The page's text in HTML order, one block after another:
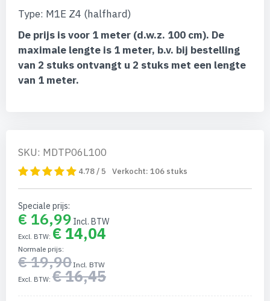
begin
afbeeldingen-
gallerij
Type: M1E Z4 (halfhard)
De prijs is voor 1 meter (d.w.z. 100 cm). De
maximale lengte is 1 meter, b.v. bij bestelling
van 2 stuks ontvangt u 2 stuks met een lengte
van 1 meter.
SKU: MDTP06L100
4.78 / 5 Verkocht: 106 stuks
Speciale prijs
€ 16,99
€ 14,04
Normale prijs
€ 19,90
€ 16,45